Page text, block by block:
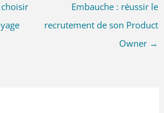
Embauche : réussir le
recrutement de son Product
Owner →